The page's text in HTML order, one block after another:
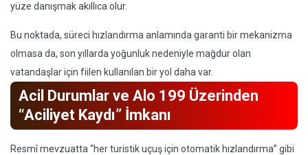
yüze danışmak akıllıca olur.
Bu noktada, süreci hızlandırma anlamında garanti bir mekanizma
olmasa da, son yıllarda yoğunluk nedeniyle mağdur olan
vatandaşlar için fiilen kullanılan bir yol daha var.
Acil Durumlar ve Alo 199 Üzerinden
“Aciliyet Kaydı” İmkanı
Resmî mevzuatta “her turistik uçuş için otomatik hızlandırma” gibi